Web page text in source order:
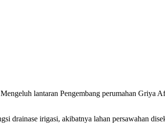
lantaran Pengembang perumahan Griya
drainase irigasi, akibatnya lahan persawahan